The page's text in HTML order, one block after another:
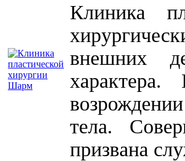
Клиника
внешних
тела.
призвана